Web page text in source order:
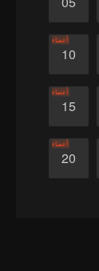
10
أعضاء
15
أعضاء
20
أعضاء